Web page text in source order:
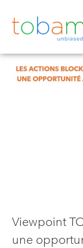
Viewpoint
une